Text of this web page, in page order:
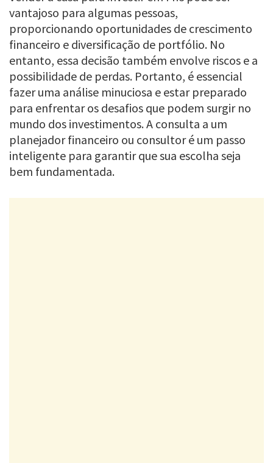
vantajoso para algumas pessoas,
proporcionando oportunidades de crescimento
financeiro e diversificação de portfólio. No
entanto, essa decisão também envolve riscos e a
possibilidade de perdas. Portanto, é essencial
fazer uma análise minuciosa e estar preparado
para enfrentar os desafios que podem surgir no
mundo dos investimentos. A consulta a um
planejador financeiro ou consultor é um passo
inteligente para garantir que sua escolha seja
bem fundamentada.